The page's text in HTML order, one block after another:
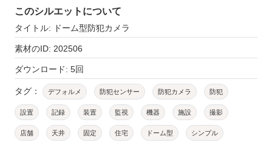
このシルエットについて
タイトル: ドーム型防犯カメラ
素材のID: 202506
ダウンロード: 5回
タグ： デフォルメ 防犯センサー 防犯カメラ 防犯
設置 記録 装置 監視 機器 施設 撮影
店舗 天井 固定 住宅 ドーム型 シンプル